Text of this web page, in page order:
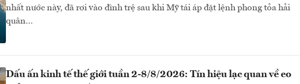
nhất nước này, đã rơi vào đình trệ sau khi Mỹ tái áp đặt lệnh phong tỏa hải
quân...
Dấu ấn kinh tế thế giới tuần 2-8/8/2026: Tín hiệu lạc quan về eo